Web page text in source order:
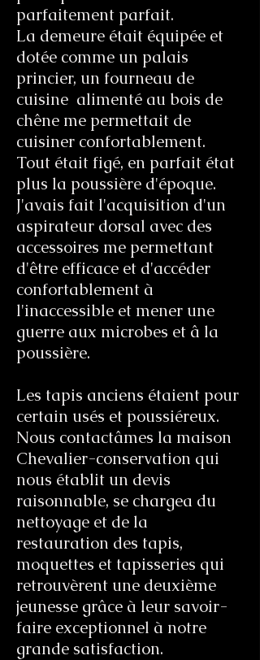
parfaitement parfait.
La demeure était équipée et
dotée comme un palais
princier, un fourneau de
cuisine alimenté au bois de
chêne me permettait de
cuisiner confortablement.
Tout était figé, en parfait état
plus la poussière d'époque.
J'avais fait l'acquisition d'un
aspirateur dorsal avec des
accessoires me permettant
d'être efficace et d'accéder
confortablement à
l'inaccessible et mener une
guerre aux microbes et â la
poussière.
Les tapis anciens étaient pour
certain usés et poussiéreux.
Nous contactâmes la maison
Chevalier-conservation qui
nous établit un devis
raisonnable, se chargea du
nettoyage et de la
restauration des tapis,
moquettes et tapisseries qui
retrouvèrent une deuxième
jeunesse grâce à leur savoir-
faire exceptionnel à notre
grande satisfaction.